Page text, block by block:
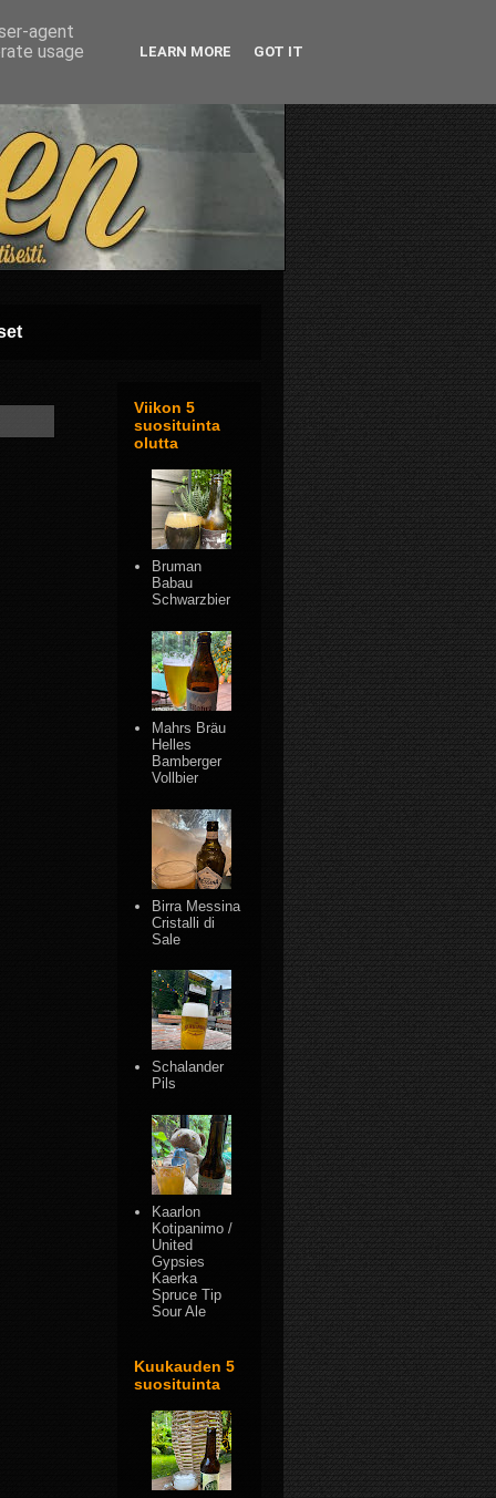
Viikon 5
suosituinta
olutta
Bruman
Babau
Schwarzbier
Mahrs Bräu
Helles
Bamberger
Vollbier
Birra Messina
Cristalli di
Sale
Schalander
Pils
Kaarlon
Kotipanimo /
United
Gypsies
Kaerka
Spruce Tip
Sour Ale
Kuukauden 5
suosituinta
agent
usage
LEARN MORE GOT IT